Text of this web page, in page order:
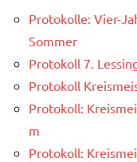
Protokolle: Vier-
Sommer
Protokoll 7.
Protokoll
Protokoll:
m
Protokoll: